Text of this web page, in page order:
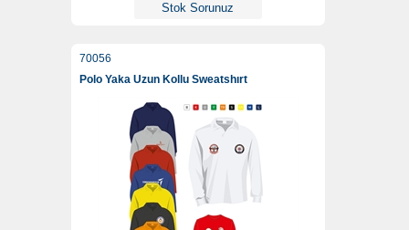
Stok Sorunuz
70056
Polo Yaka Uzun Kollu Sweatshırt